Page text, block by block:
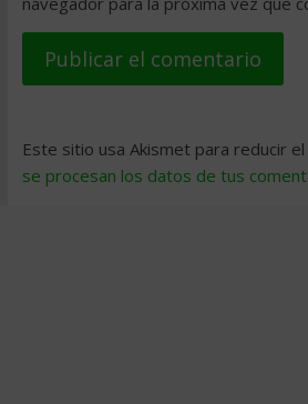
Este sitio usa Akismet para reducir el
se procesan los datos de tus